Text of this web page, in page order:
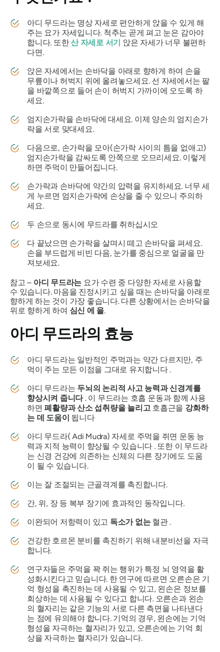
아디 무드라는 명상 자세로 편안하게 앉을 수 있게 해
주는 요가 자세입니다. 척추는 곧게 펴고 눈은 감아야
합니다. 또한산 자세로 서기 앉은 자세가 너무 불편하
다면.
앉은 자세에서는 손바닥을 아래로 향하게 하여 손을
무릎이나 허벅지 위에 올려놓으세요. 선 자세에서는 팔
을 바깥쪽으로 들어 손이 허벅지 가까이에 오도록 하
세요.
엄지손가락을 손바닥에 대세요. 이제 양손의 엄지손가
락을 서로 맞대세요.
다음으로, 손가락을 모아(손가락 사이의 틈을 없애고)
엄지손가락을 감싸도록 안쪽으로 오므리세요. 이렇게
하면 주먹이 만들어집니다.
손가락과 손바닥에 약간의 압력을 유지하세요. 너무 세
게 누르면 엄지손가락에 손상을 줄 수 있으니 주의하
세요.
두 손으로 동시에 무드라를 취하십시오
다 끝났으면 손가락을 살며시 떼고 손바닥을 펴세요.
손을 부드럽게 비빈 다음, 눈가를 중심으로 얼굴을 만
져보세요.
참고 – 아디 무드라는 요가 수련 중 다양한 자세로 사용할
수 있습니다. 마음을 진정시키고 싶을 때는 손바닥을 아래로
향하게 하는 것이 가장 좋습니다. 다른 상황에서는 손바닥을
위로 향하게 하여 심신 에 을.
아디 무드라의 효능
아디 무드라는 일반적인 주먹과는 약간 다르지만, 주
먹이 주는 모든 이점을 그대로 유지합니다 .
아디 무드라는 두뇌의 논리적 사고 능력과 신경계를
향상시켜 줍니다. 이 무드라는 호흡 운동과 함께 사용
하면폐활량과 산소 섭취량을 늘리고호흡근을 강화하
는 데 도움이 됩니다
아디 무드라( Adi Mudra) 자세로 주먹을 쥐면 운동 능
력과 지적 능력이 향상될 수 있습니다 . 또한 이 무드라
는 신경 건강에 의존하는 신체의 다른 장기에도 도움
이 될 수 있습니다.
이는 잘 조절되는 근골격계를 촉진합니다.
간, 위, 장 등 복부 장기에 효과적인 동작입니다.
이완되어 저항력이 있고 독소가 없는혈관 .
건강한 호르몬 분비를 촉진하기 위해 내분비선을 자극
합니다.
연구자들은 주먹을 꽉 쥐는 행위가 특정 뇌 영역을 활
성화시킨다고 믿습니다. 한 연구에 따르면 오른손은 기
억 형성을 촉진하는 데 사용될 수 있고, 왼손은 정보를
회상하는 데 사용될 수 있다고 합니다. 오른손과 왼손
의 혈자리는 같은 기능의 서로 다른 측면을 나타낸다
는 점에 유의해야 합니다. 기억의 경우, 왼손에는 기억
형성을 자극하는 혈자리가 있고, 오른손에는 기억 회
상을 자극하는 혈자리가 있습니다.